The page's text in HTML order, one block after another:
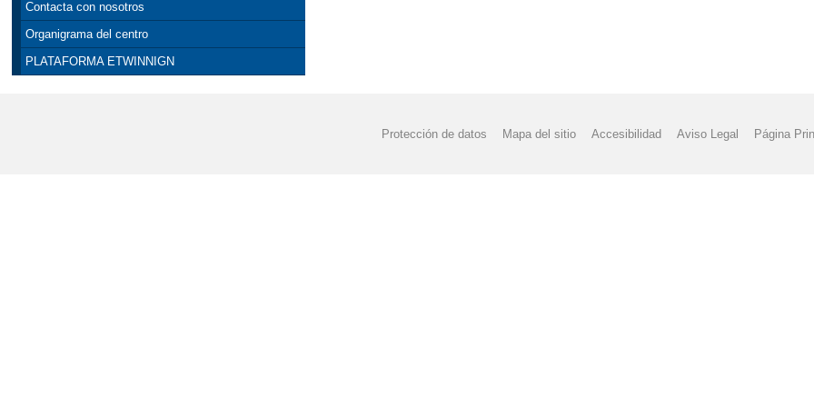
Contacta con nosotros
Organigrama del centro
PLATAFORMA ETWINNIGN
Protección de datos Mapa del sitio Accesibilidad Aviso Legal Página